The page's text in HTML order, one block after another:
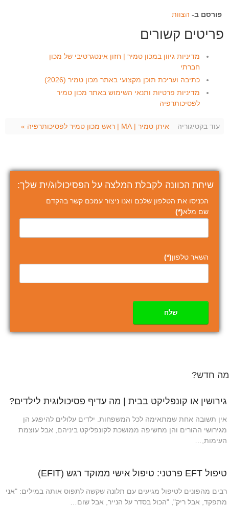
פורסם ב- הצוות
פריטים קשורים
מדיניות גיוון במכון טמיר | חזון אינטגרטיבי של מכון
חברתי
כתיבה ועריכת תוכן מקצועי באתר מכון טמיר (2026)
מדיניות פרטיות ותנאי השימוש באתר מכון טמיר
לפסיכותרפיה
עוד בקטיגוריה איתן טמיר | MA | ראש מכון טמיר לפסיכותרפיה »
שיחת הכוונה לקבלת המלצה על הפסיכולוג/ית שלך:
הכניסו את הטלפון שלכם ואנו ניצור עמכם קשר בהקדם
שם מלא(*)
השאר טלפון(*)
שלח
מה חדש?
גירושין או קונפליקט בבית | מה עדיף פסיכולוגית לילדים?
אין תשובה אחת שמתאימה לכל המשפחות. ילדים עלולים להיפגע הן
מגירושי ההורים והן מחשיפה ממושכת לקונפליקט ביניהם, אבל עוצמת
העימות,…
טיפול EFT פרטני: טיפול אישי ממוקד רגש (EFIT)
רבים מהפונים לטיפול מגיעים עם תלונה שקשה לתפוס אותה במילים: "אני
מתפקד, אבל ריק", "הכול בסדר על הנייר, אבל שום…